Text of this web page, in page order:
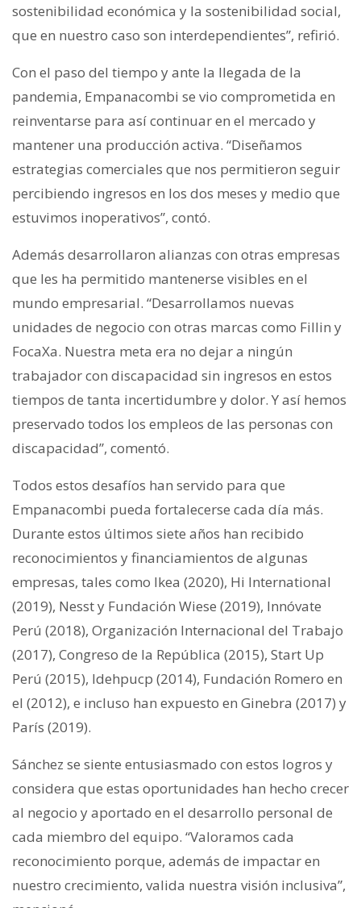
sostenibilidad económica y la sostenibilidad social,
que en nuestro caso son interdependientes”, refirió.
Con el paso del tiempo y ante la llegada de la
pandemia, Empanacombi se vio comprometida en
reinventarse para así continuar en el mercado y
mantener una producción activa. “Diseñamos
estrategias comerciales que nos permitieron seguir
percibiendo ingresos en los dos meses y medio que
estuvimos inoperativos”, contó.
Además desarrollaron alianzas con otras empresas
que les ha permitido mantenerse visibles en el
mundo empresarial. “Desarrollamos nuevas
unidades de negocio con otras marcas como Fillin y
FocaXa. Nuestra meta era no dejar a ningún
trabajador con discapacidad sin ingresos en estos
tiempos de tanta incertidumbre y dolor. Y así hemos
preservado todos los empleos de las personas con
discapacidad”, comentó.
Todos estos desafíos han servido para que
Empanacombi pueda fortalecerse cada día más.
Durante estos últimos siete años han recibido
reconocimientos y financiamientos de algunas
empresas, tales como Ikea (2020), Hi International
(2019), Nesst y Fundación Wiese (2019), Innóvate
Perú (2018), Organización Internacional del Trabajo
(2017), Congreso de la República (2015), Start Up
Perú (2015), Idehpucp (2014), Fundación Romero en
el (2012), e incluso han expuesto en Ginebra (2017) y
París (2019).
Sánchez se siente entusiasmado con estos logros y
considera que estas oportunidades han hecho crecer
al negocio y aportado en el desarrollo personal de
cada miembro del equipo. “Valoramos cada
reconocimiento porque, además de impactar en
nuestro crecimiento, valida nuestra visión inclusiva”,